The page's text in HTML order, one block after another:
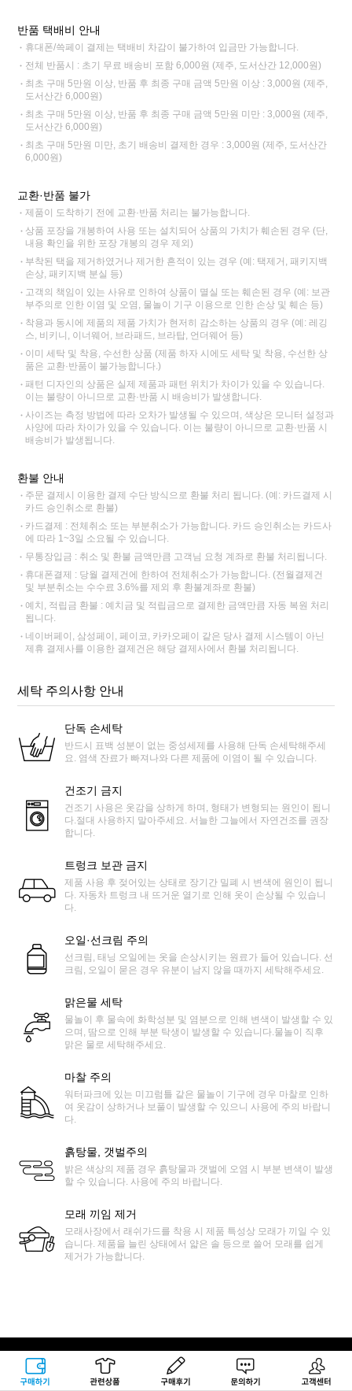
구매하기 관련상품 상품후기 문의하기 고객센터
반품 택배비 안내
휴대폰/쓱페이 결제는 택배비 차감이 불가하여 입금만 가능합니다.
전체 반품시 : 초기 무료 배송비 포함 6,000원 (제주, 도서산간 12,000원)
최초 구매 5만원 이상, 반품 후 최종 구매 금액 5만원 이상 : 3,000원 (제주,
도서산간 6,000원)
최초 구매 5만원 이상, 반품 후 최종 구매 금액 5만원 미만 : 3,000원 (제주,
도서산간 6,000원)
최초 구매 5만원 미만, 초기 배송비 결제한 경우 : 3,000원 (제주, 도서산간
6,000원)
교환·반품 불가
제품이 도착하기 전에 교환·반품 처리는 불가능합니다.
상품 포장을 개봉하여 사용 또는 설치되어 상품의 가치가 훼손된 경우 (단,
내용 확인을 위한 포장 개봉의 경우 제외)
부착된 택을 제거하였거나 제거한 흔적이 있는 경우 (예: 택제거, 패키지백
손상, 패키지백 분실 등)
고객의 책임이 있는 사유로 인하여 상품이 멸실 또는 훼손된 경우 (예: 보관
부주의로 인한 이염 및 오염, 물놀이 기구 이용으로 인한 손상 및 훼손 등)
착용과 동시에 제품의 제품 가치가 현저히 감소하는 상품의 경우 (예: 레깅
스, 비키니, 이너웨어, 브라패드, 브라탑, 언더웨어 등)
이미 세탁 및 착용, 수선한 상품 (제품 하자 시에도 세탁 및 착용, 수선한 상
품은 교환·반품이 불가능합니다.)
패턴 디자인의 상품은 실제 제품과 패턴 위치가 차이가 있을 수 있습니다.
이는 불량이 아니므로 교환·반품 시 배송비가 발생합니다.
사이즈는 측정 방법에 따라 오차가 발생될 수 있으며, 색상은 모니터 설정과
사양에 따라 차이가 있을 수 있습니다. 이는 불량이 아니므로 교환·반품 시
배송비가 발생됩니다.
환불 안내
주문 결제시 이용한 결제 수단 방식으로 환불 처리 됩니다. (예: 카드결제 시
카드 승인취소로 환불)
카드결제 : 전체취소 또는 부분취소가 가능합니다. 카드 승인취소는 카드사
에 따라 1~3일 소요될 수 있습니다.
무통장입금 : 취소 및 환불 금액만큼 고객님 요청 계좌로 환불 처리됩니다.
휴대폰결제 : 당월 결제건에 한하여 전체취소가 가능합니다. (전월결제건
및 부분취소는 수수료 3.6%를 제외 후 환불계좌로 환불)
예치, 적립금 환불 : 예치금 및 적립금으로 결제한 금액만큼 자동 복원 처리
됩니다.
네이버페이, 삼성페이, 페이코, 카카오페이 같은 당사 결제 시스템이 아닌
제휴 결제사를 이용한 결제건은 해당 결제사에서 환불 처리됩니다.
세탁 주의사항 안내
단독 손세탁
반드시 표백 성분이 없는 중성세제를 사용해 단독 손세탁해주세
요. 염색 잔료가 빠져나와 다른 제품에 이염이 될 수 있습니다.
건조기 금지
건조기 사용은 옷감을 상하게 하며, 형태가 변형되는 원인이 됩니
다.절대 사용하지 말아주세요. 서늘한 그늘에서 자연건조를 권장
합니다.
트렁크 보관 금지
제품 사용 후 젖어있는 상태로 장기간 밀폐 시 변색에 원인이 됩니
다. 자동차 트렁크 내 뜨거운 열기로 인해 옷이 손상될 수 있습니
다.
오일·선크림 주의
선크림, 태닝 오일에는 옷을 손상시키는 원료가 들어 있습니다. 선
크림, 오일이 묻은 경우 유분이 남지 않을 때까지 세탁해주세요.
맑은물 세탁
물놀이 후 물속에 화학성분 및 염분으로 인해 변색이 발생할 수 있
으며, 땀으로 인해 부분 탁생이 발생할 수 있습니다.물놀이 직후
맑은 물로 세탁해주세요.
마찰 주의
워터파크에 있는 미끄럼틀 같은 물놀이 기구에 경우 마찰로 인하
여 옷감이 상하거나 보풀이 발생할 수 있으니 사용에 주의 바랍니
다.
흙탕물, 갯벌주의
밝은 색상의 제품 경우 흙탕물과 갯벌에 오염 시 부분 변색이 발생
할 수 있습니다. 사용에 주의 바랍니다.
모래 끼임 제거
모래사장에서 래쉬가드를 착용 시 제품 특성상 모래가 끼일 수 있
습니다. 제품을 늘린 상태에서 얇은 솔 등으로 쓸어 모래를 쉽게
제거가 가능합니다.